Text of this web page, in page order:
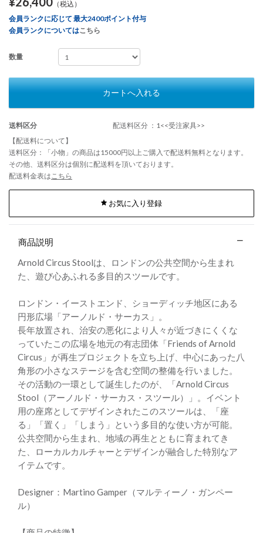
（税込）
会員ランクに応じて 最大2400ポイント付与
会員ランクについてはこちら
数量
カートへ入れる
送料区分
配送料区分 ：1<<受注家具>>
【配送料について】
送料区分：「小物」の商品は15000円以上ご購入で配送料無料となります。
その他、送料区分は個別に配送料を頂いております。
配送料金表はこちら
お気に入り登録
商品説明
Arnold Circus Stoolは、ロンドンの公共空間から生まれ
た、遊び心あふれる多目的スツールです。
ロンドン・イーストエンド、ショーディッチ地区にある
円形広場「アーノルド・サーカス」。
長年放置され、治安の悪化により人々が近づきにくくな
っていたこの広場を地元の有志団体「Friends of Arnold
Circus」が再生プロジェクトを立ち上げ、中心にあった八
角形の小さなステージを含む空間の整備を行いました。
その活動の一環として誕生したのが、「Arnold Circus
Stool（アーノルド・サーカス・スツール）」。イベント
用の座席としてデザインされたこのスツールは、「座
る」「置く」「しまう」という多目的な使い方が可能。
公共空間から生まれ、地域の再生とともに育まれてき
た、ローカルカルチャーとデザインが融合した特別なア
イテムです。
Designer：Martino Gamper（マルティーノ・ガンペー
ル）